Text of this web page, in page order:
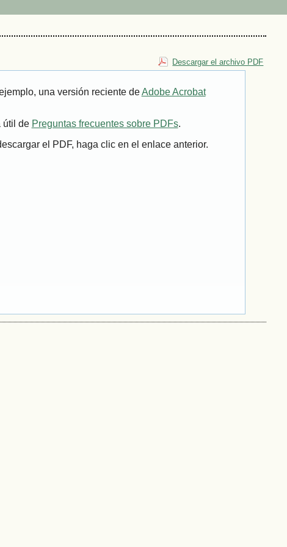
Descargar el archivo PDF
una versión reciente deAdobe Acrobat
útil de Preguntas frecuentes sobre PDFs.
el PDF, haga clic en el enlace anterior.